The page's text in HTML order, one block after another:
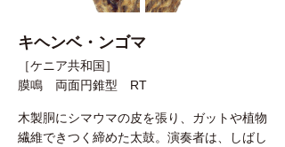
キヘンベ・ンゴマ
［ケニア共和国］
膜鳴 両面円錐型 RT
木製胴にシマウマの皮を張り、ガットや植物
繊維できつく締めた太鼓。演奏者は、しばし